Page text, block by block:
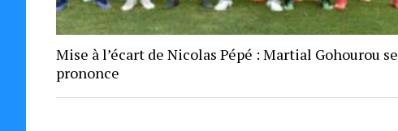
Mise à l’écart de Nicolas Pépé : Martial Gohourou se
prononce